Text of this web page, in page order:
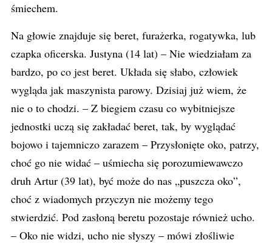
śmiechem.
Na głowie znajduje się beret, furażerka, rogatywka, lub
czapka oficerska. Justyna (14 lat) – Nie wiedziałam za
bardzo, po co jest beret. Układa się słabo, człowiek
wygląda jak maszynista parowy. Dzisiaj już wiem, że
nie o to chodzi. – Z biegiem czasu co wybitniejsze
jednostki uczą się zakładać beret, tak, by wyglądać
bojowo i tajemniczo zarazem – Przysłonięte oko, patrzy,
choć go nie widać – uśmiecha się porozumiewawczo
druh Artur (39 lat), być może do nas „puszcza oko”,
choć z wiadomych przyczyn nie możemy tego
stwierdzić. Pod zasłoną beretu pozostaje również ucho.
– Oko nie widzi, ucho nie słyszy – mówi złośliwie